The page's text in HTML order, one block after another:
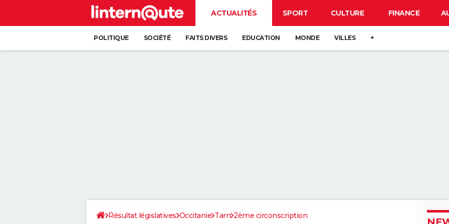
ACTUALITÉS SPORT CULTURE FINANCE
POLITIQUE SOCIÉTÉ FAITS DIVERS EDUCATION MONDE VILLES +
Résultat législatives Occitanie Tarn 2ème circonscription